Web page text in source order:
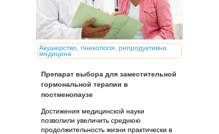
Акушерство, гінекологія, репродуктивна
медицина
Препарат выбора для заместительной
гормональной терапии в
постменопаузе
Достижения медицинской науки
позволили увеличить среднюю
продолжительность жизни практически в